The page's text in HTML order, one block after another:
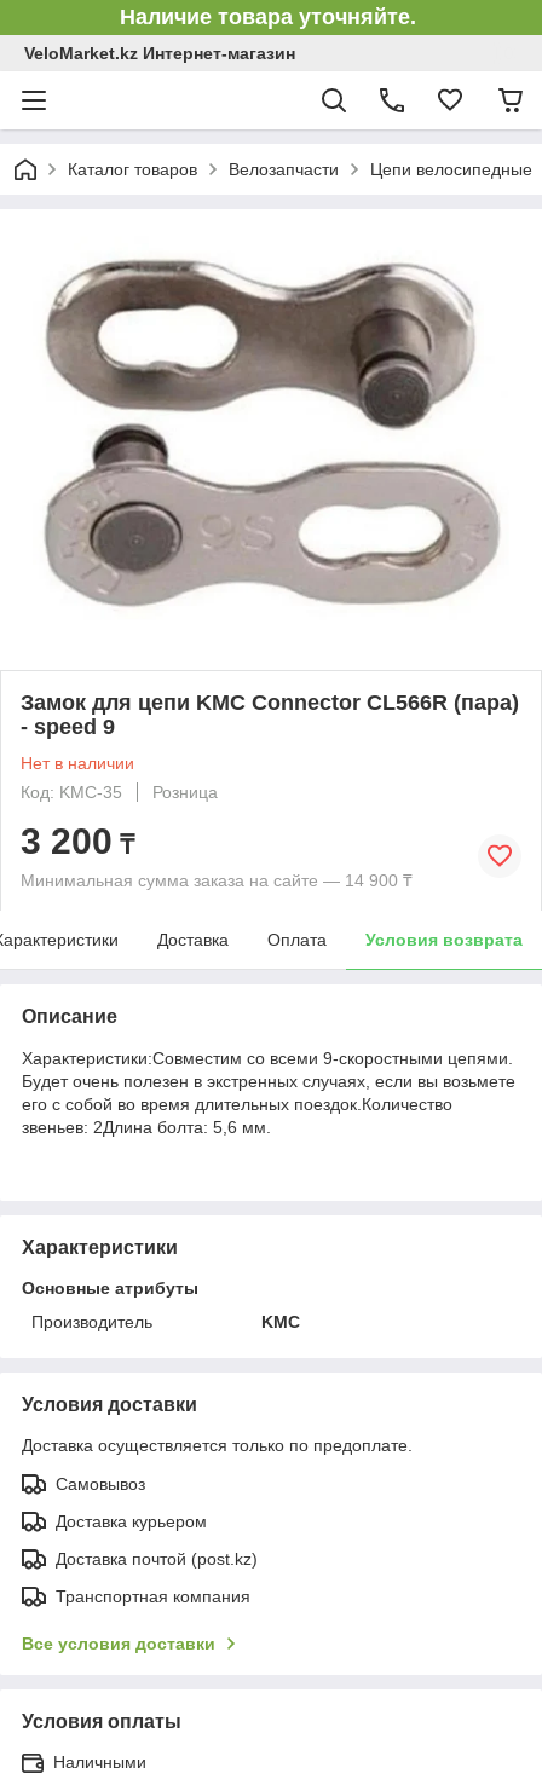
Наличие товара уточняйте.
VeloMarket.kz Интернет-магазин
Каталог товаров Велозапчасти Цепи велосипедные
Замок для цепи KMC Connector CL566R (пара)
- speed 9
Нет в наличии
Код: KMC-35
Розница
3 200 ₸
Минимальная сумма заказа на сайте — 14 900 ₸
Доставка Оплата Условия возврата
Описание
Характеристики:Совместим со всеми 9-скоростными цепями.
Будет очень полезен в экстренных случаях, если вы возьмете
его с собой во время длительных поездок.Количество
звеньев: 2Длина болта: 5,6 мм.
Характеристики
Основные атрибуты
Производитель
KMC
Условия доставки
Доставка осуществляется только по предоплате.
Самовывоз
Доставка курьером
Доставка почтой (post.kz)
Транспортная компания
Все условия доставки
Условия оплаты
Наличными